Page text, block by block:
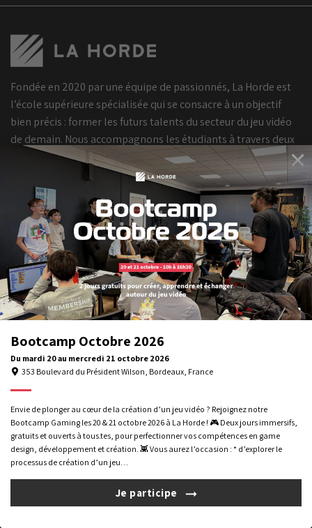
Bootcamp
Bootcamp Octobre 2026
Du mardi 20au mercredi 21 octobre 2026
353 Boulevard du Président Wilson, Bordeaux, France
Envie de plonger au cœur de la création d’un jeu vidéo ? Rejoignez notre
Bootcamp Gaming les 20 & 21 octobre 2026 à La Horde ! 🎮 Deux jours immersifs,
gratuits et ouverts à tous.tes, pour perfectionner vos compétences en game
design, développement et création. 👾 Vous aurez l’occasion : * d’explorer le
processus de création d’un jeu…
Je participe
×
Fondée en 2020 par une équipe de passionnés, La Horde est
l’école supérieure spécialisée qui se consacre à un objectif
bien précis : former les futurs talents du secteur du jeu vidéo
de demain. Nous accompagnons les étudiants à travers deux
cursus en 5 ans spécialisés dans le jeu vidéo et permettant
l’obtention d’un haut niveau de qualification.
NOS LOCAUX À BORDEAUX
353 Boulevard du Président Wilson
Tél. :05 35 54 14 40
contact@lahorde.tech
Nous utilisons des cookies pour vous offrir la meilleure expérience
sur notre site. Pour en savoir plus sur les cookies utilisés, gérez
vos
préférences . Pour plus d'informations,
consultez notre
politique de confidentialité
Tout accepter
Tout refuser